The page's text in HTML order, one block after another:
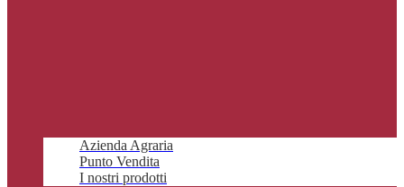
Azienda Agraria
Punto Vendita
I nostri prodotti